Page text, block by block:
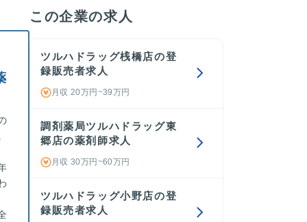
この企業の求人
ツルハドラッグ桟橋店の登
録販売者求人
月収 20万円~39万円
調剤薬局ツルハドラッグ東
郷店の薬剤師求人
月収 30万円~60万円
ツルハドラッグ小野店の登
録販売者求人